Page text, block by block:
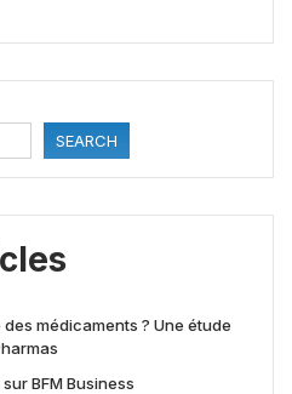
SEARCH
médicaments ? Une étude
BFM Business